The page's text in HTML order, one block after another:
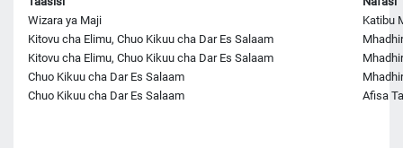
Wizara ya Maji
Katibu
Kitovu cha Elimu, Chuo Kikuu cha Dar Es Salaam
Kitovu cha Elimu, Chuo Kikuu cha Dar Es Salaam
Chuo Kikuu cha Dar Es Salaam
Chuo Kikuu cha Dar Es Salaam
Afisa